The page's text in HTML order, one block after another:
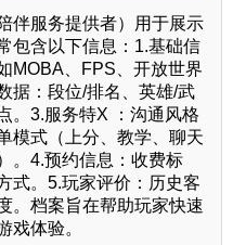
伴服务提供者）用于展示
包含以下信息：1.基础信
MOBA、FPS、开放世界
据：段位/排名、英雄/武
。3.服务特X ：沟通风格
模式（上分、教学、聊天
。4.预约信息：收费标
式。5.玩家评价：历史客
。档案旨在帮助玩家快速
戏体验。